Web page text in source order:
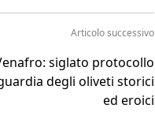
Articolo successivo
siglato protocollo
degli oliveti storici
ed eroici